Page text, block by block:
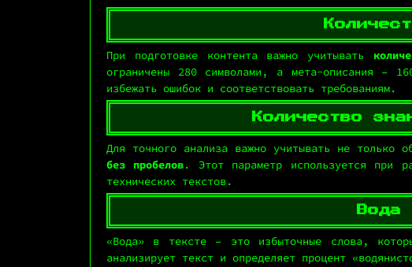
При подготовке контента важно учитывать
ограничены 280 символами, а мета-описания –
избежать ошибок и соответствовать требованиям.
Количество
Для точного анализа важно учитывать не только
без пробелов. Этот параметр используется при
технических текстов.
Вода
«Вода» в тексте – это избыточные слова,
анализирует текст и определяет процент